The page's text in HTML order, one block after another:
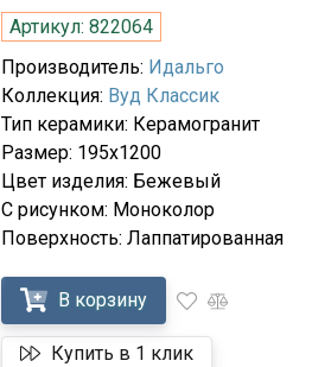
Артикул: 822064
Производитель: Идальго
Коллекция: Вуд Классик
Тип керамики: Керамогранит
Размер: 195x1200
Цвет изделия: Бежевый
С рисунком: Моноколор
Поверхность: Лаппатированная
В корзину
Купить в 1 клик